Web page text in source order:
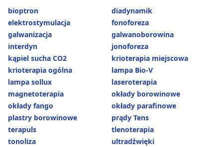
bioptron
diadynamik
elektrostymulacja
fonoforeza
galwanizacja
galwanoborowina
interdyn
jonoforeza
kąpiel sucha CO2
krioterapia miejscowa
krioterapia ogólna
lampa Bio-V
lampa sollux
laseroterapia
magnetoterapia
okłady borowinowe
okłady fango
okłady parafinowe
plastry borowinowe
prądy Tens
terapuls
tlenoterapia
tonoliza
ultradźwięki